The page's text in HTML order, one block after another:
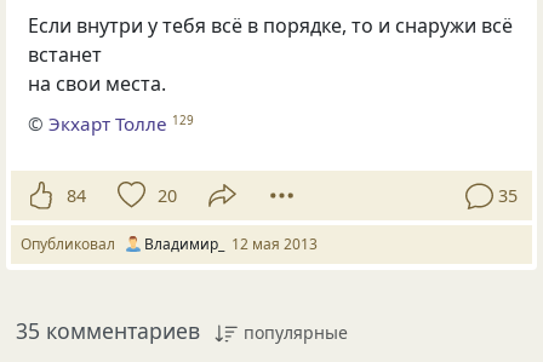
Если внутри у тебя всё в порядке, то и снаружи всё
встанет
на свои места.
©Экхарт Толле 129
84 20 35
Опубликовал Владимир_ 12 мая 2013
35 комментариев популярные